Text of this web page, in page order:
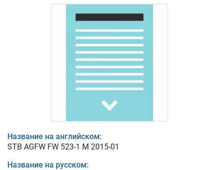
Название на английском:
STB AGFW FW 523-1 M 2015-01
Название на русском: